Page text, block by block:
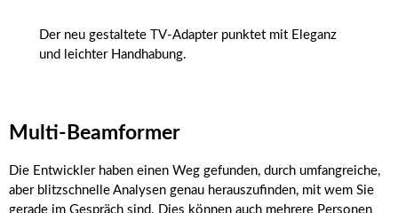
Der neu gestaltete TV-Adapter punktet mit Eleganz
und leichter Handhabung.
Multi-Beamformer
Die Entwickler haben einen Weg gefunden, durch umfangreiche,
aber blitzschnelle Analysen genau herauszufinden, mit wem Sie
gerade im Gespräch sind. Dies können auch mehrere Personen